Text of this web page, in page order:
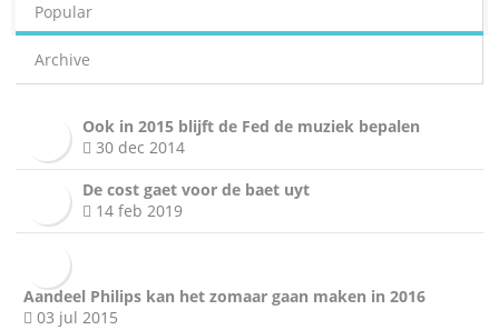
Popular
Archive
Ook in 2015 blijft de Fed de muziek bepalen
30 dec 2014
De cost gaet voor de baet uyt
14 feb 2019
Aandeel Philips kan het zomaar gaan maken in 2016
03 jul 2015